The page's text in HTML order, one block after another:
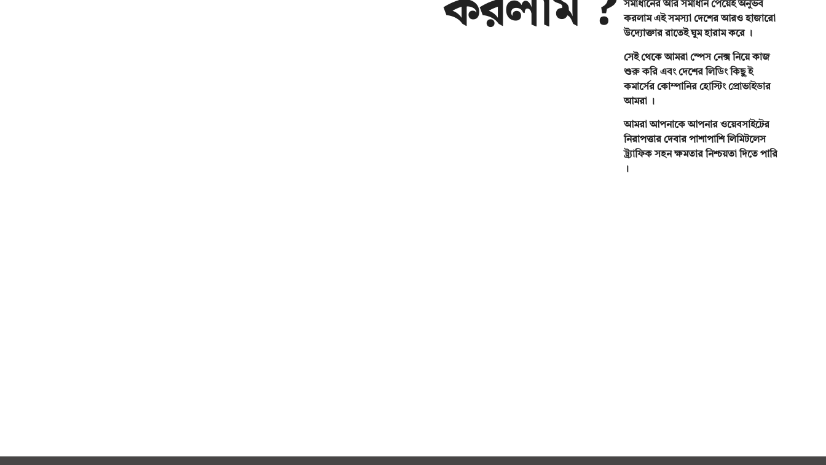
সমাধানের আর সমাধান পেয়েই অনুভব
করলাম এই সমস্যা দেশের আরও হাজারো
উদ্যোক্তার রাতেই ঘুম হারাম করে ।
সেই থেকে আমরা স্পেস নেক্স নিয়ে কাজ
শুরু করি এবং দেশের লিডিং কিছু ই
কমার্সের কোম্পানির হোস্টিং প্রোভাইডার
আমরা ।
আমরা আপনাকে আপনার ওয়েবসাইটের
নিরাপত্তার দেবার পাশাপাশি লিমিটলেস
ট্র্যাফিক সহন ক্ষমতার নিশ্চয়তা দিতে পারি